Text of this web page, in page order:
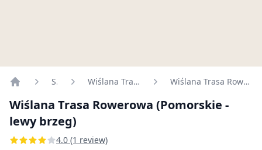
Szlaki Wiślana Trasa Rowerowa Wiślana Trasa Rowerowa (Pomorskie - lewy brzeg)
Wiślana Trasa Rowerowa (Pomorskie -
lewy brzeg)
4.0 (1 review)